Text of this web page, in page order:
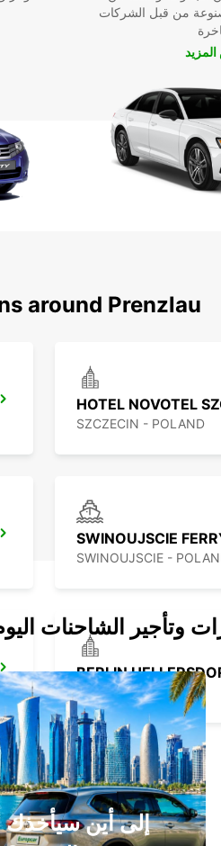
من قبل الشركات
around Prenzlau
SZCZECIN - POLAND
SWINOUJSCIE -
BERLIN - GERMANY
إلى أين سيأخذك